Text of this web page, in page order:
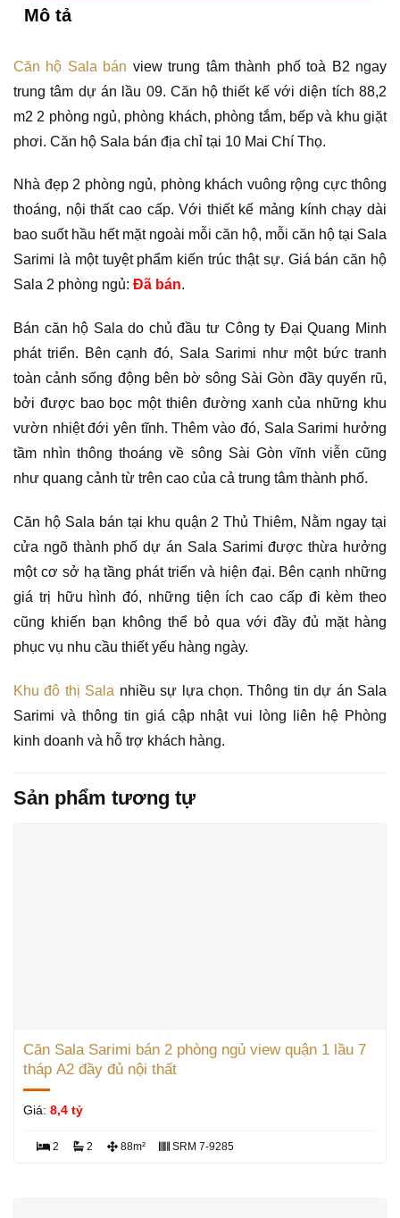
Mô tả
Căn hộ Sala bán view trung tâm thành phố toà B2 ngay
trung tâm dự án lầu 09. Căn hộ thiết kế với diện tích 88,2
m2 2 phòng ngủ, phòng khách, phòng tắm, bếp và khu giặt
phơi. Căn hộ Sala bán địa chỉ tại 10 Mai Chí Thọ.
Nhà đẹp 2 phòng ngủ, phòng khách vuông rộng cực thông
thoáng, nội thất cao cấp. Với thiết kế mảng kính chạy dài
bao suốt hầu hết mặt ngoài mỗi căn hộ, mỗi căn hộ tại Sala
Sarimi là một tuyệt phẩm kiến trúc thật sự. Giá bán căn hộ
Sala 2 phòng ngủ: Đã bán.
Bán căn hộ Sala do chủ đầu tư Công ty Đại Quang Minh
phát triển. Bên cạnh đó, Sala Sarimi như một bức tranh
toàn cảnh sống động bên bờ sông Sài Gòn đầy quyến rũ,
bởi được bao bọc một thiên đường xanh của những khu
vườn nhiệt đới yên tĩnh. Thêm vào đó, Sala Sarimi hưởng
tầm nhìn thông thoáng về sông Sài Gòn vĩnh viễn cũng
như quang cảnh từ trên cao của cả trung tâm thành phố.
Căn hộ Sala bán tại khu quận 2 Thủ Thiêm, Nằm ngay tại
cửa ngõ thành phố dự án Sala Sarimi được thừa hưởng
một cơ sở hạ tầng phát triển và hiện đại. Bên cạnh những
giá trị hữu hình đó, những tiện ích cao cấp đi kèm theo
cũng khiến bạn không thể bỏ qua với đầy đủ mặt hàng
phục vụ nhu cầu thiết yếu hàng ngày.
Khu đô thị Sala nhiều sự lựa chọn. Thông tin dự án Sala
Sarimi và thông tin giá cập nhật vui lòng liên hệ Phòng
kinh doanh và hỗ trợ khách hàng.
Sản phẩm tương tự
Căn Sala Sarimi bán 2 phòng ngủ view quận 1 lầu 7
tháp A2 đầy đủ nội thất
Giá: 8,4 tỷ
2 2 88m² SRM 7-9285